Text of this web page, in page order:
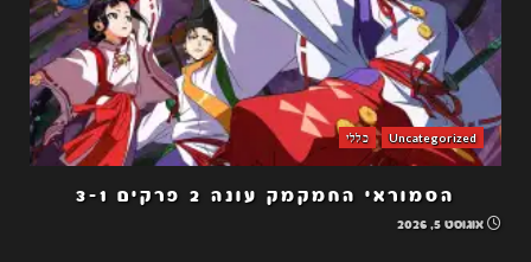
Uncategorized כללי
הסמוראי החמקמק עונה 2 פרקים 3-1
אוגוסט 5, 2026